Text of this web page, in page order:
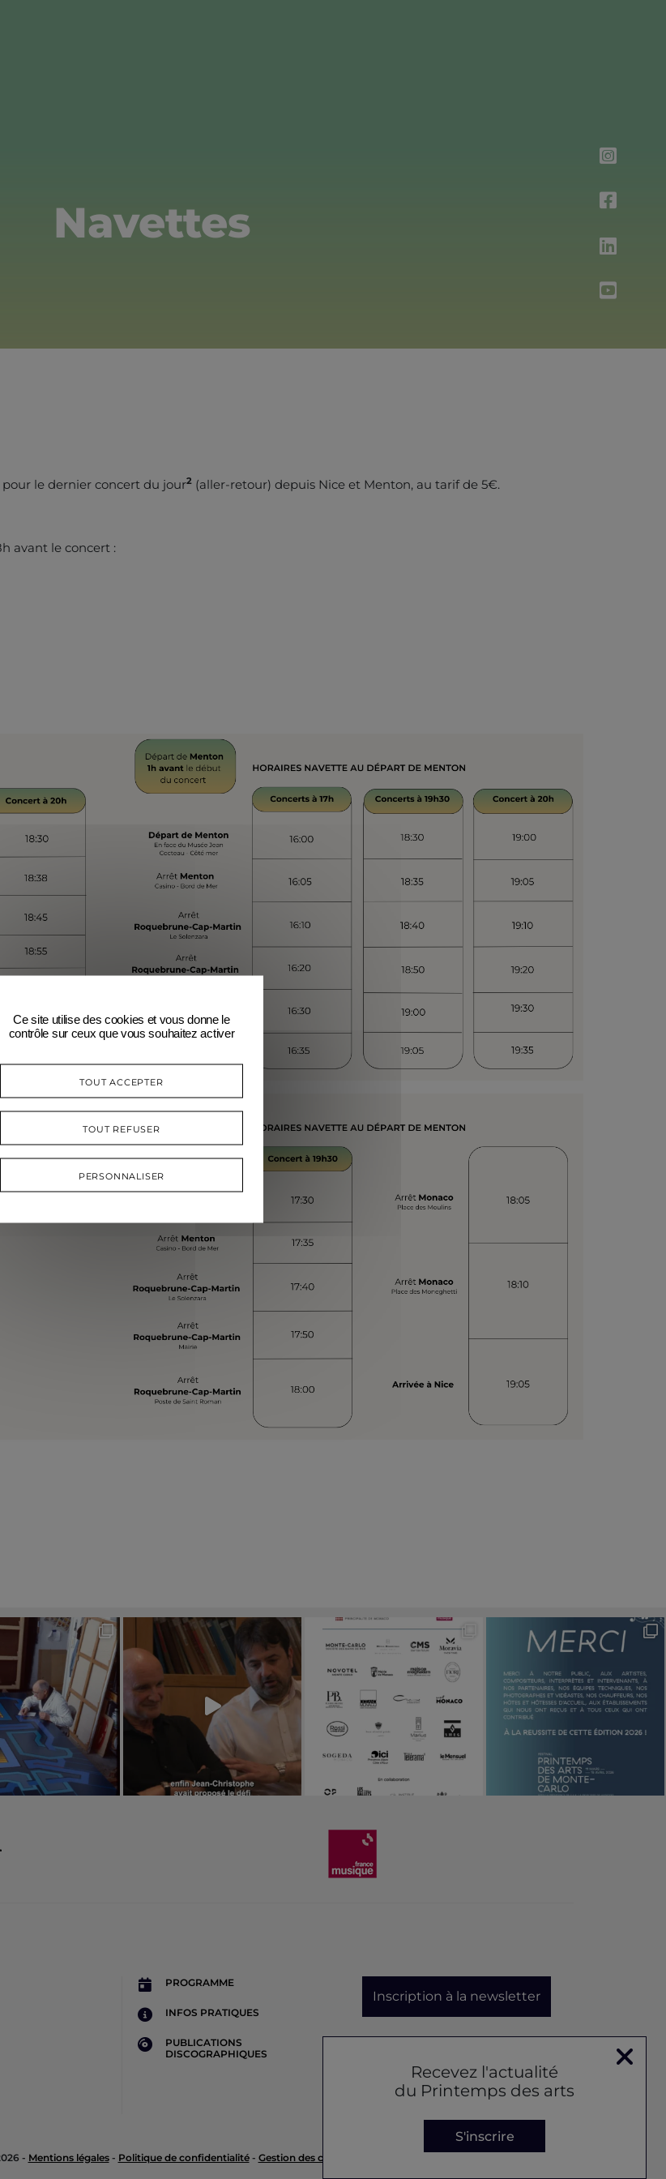
Navettes
le dernier concert du jour2 (aller-retour) depuis Nice et Menton, au tarif de 5€.
avant le concert :
Recevez l'actualité
du Printemps des arts
S'inscrire
PROGRAMME
INFOS PRATIQUES
PUBLICATIONS
DISCOGRAPHIQUES
Inscription à la newsletter
- Mentions légales- Politique de confidentialité- Gestion des cookies
Ce site utilise des cookies et vous donne le
contrôle sur ceux que vous souhaitez activer
TOUT ACCEPTER
TOUT REFUSER
PERSONNALISER